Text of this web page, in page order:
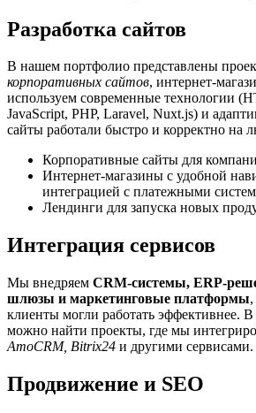
Разработка сайтов
В нашем портфолио представлены
корпоративных сайтов, интернет-
используем современные технологии
JavaScript, PHP, Laravel, Nuxt.js) и
сайты работали быстро и корректно на
Корпоративные сайты для
Интернет-магазины с удобной
интеграцией с платежными
Лендинги для запуска новых
Интеграция сервисов
Мы внедряем CRM-системы, ERP-
шлюзы и маркетинговые платформы
клиенты могли работать эффективнее.
можно найти проекты, где мы
AmoCRM, Bitrix24 и другими сервисами.
Продвижение и SEO